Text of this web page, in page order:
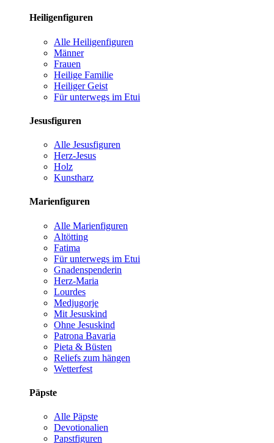
Heiligenfiguren
Alle Heiligenfiguren
Männer
Frauen
Heilige Familie
Heiliger Geist
Für unterwegs im Etui
Jesusfiguren
Alle Jesusfiguren
Herz-Jesus
Holz
Kunstharz
Marienfiguren
Alle Marienfiguren
Altötting
Fatima
Für unterwegs im Etui
Gnadenspenderin
Herz-Maria
Lourdes
Medjugorje
Mit Jesuskind
Ohne Jesuskind
Patrona Bavaria
Pieta & Büsten
Reliefs zum hängen
Wetterfest
Päpste
Alle Päpste
Devotionalien
Papstfiguren